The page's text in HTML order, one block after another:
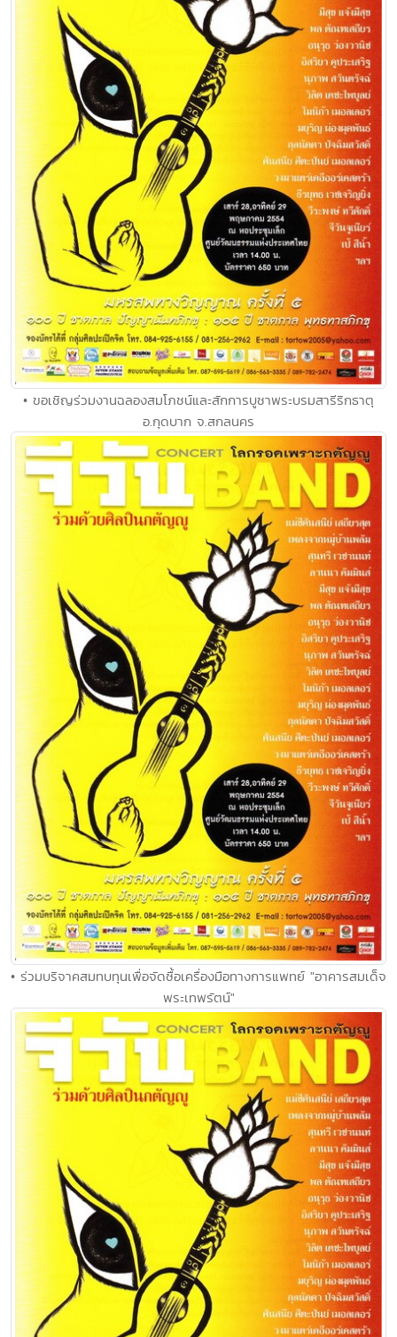
• ขอเชิญร่วมงานฉลองสมโภชน์และสักการบูชาพระบรมสารีริกธาตุ
อ.กุดบาก จ.สกลนคร
• ร่วมบริจาคสมทบทุนเพื่อจัดซื้อเครื่องมือทางการแพทย์ "อาคารสมเด็จ
พระเทพรัตน์"